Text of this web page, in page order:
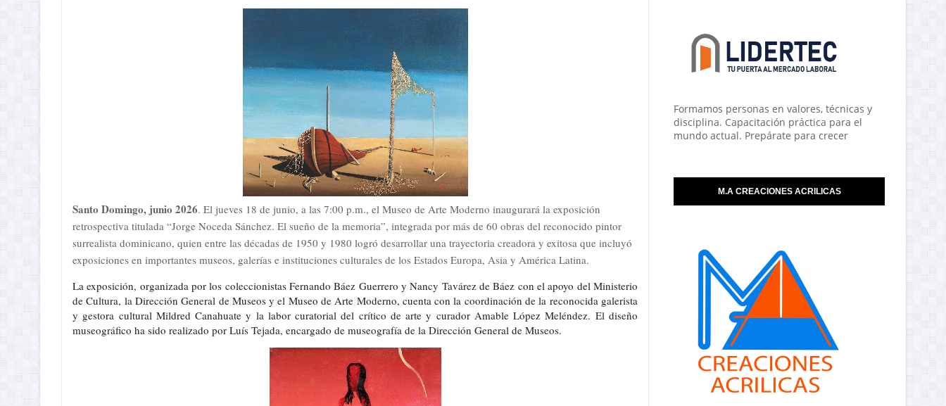
Santo Domingo, junio 2026. El jueves 18 de junio, a las 7:00 p.m., el Museo de Arte Moderno inaugurará la exposición
retrospectiva titulada “Jorge Noceda Sánchez. El sueño de la memoria”, integrada por más de 60 obras del reconocido pintor
surrealista dominicano, quien entre las décadas de 1950 y 1980 logró desarrollar una trayectoria creadora y exitosa que incluyó
exposiciones en importantes museos, galerías e instituciones culturales de los Estados Europa, Asia y América Latina.
La exposición, organizada por los coleccionistas Fernando Báez Guerrero y Nancy Tavárez de Báez con el apoyo del Ministerio
de Cultura, la Dirección General de Museos y el Museo de Arte Moderno, cuenta con la coordinación de la reconocida galerista
y gestora cultural Mildred Canahuate y la labor curatorial del crítico de arte y curador Amable López Meléndez. El diseño
museográfico ha sido realizado por Luís Tejada, encargado de museografía de la Dirección General de Museos.
Formamos personas en valores, técnicas y
disciplina. Capacitación práctica para el
mundo actual. Prepárate para crecer
M.A CREACIONES ACRILICAS